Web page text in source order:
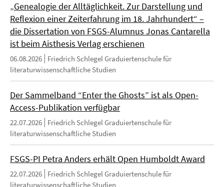
„Genealogie der Alltäglichkeit. Zur Darstellung und
Reflexion einer Zeiterfahrung im 18. Jahrhundert“ –
die Dissertation von FSGS-Alumnus Jonas Cantarella
ist beim Aisthesis Verlag erschienen
06.08.2026
Friedrich Schlegel Graduiertenschule für
literaturwissenschaftliche Studien
Der Sammelband “Enter the Ghosts” ist als Open-
Access-Publikation verfügbar
22.07.2026
Friedrich Schlegel Graduiertenschule für
literaturwissenschaftliche Studien
FSGS-PI Petra Anders erhält Open Humboldt Award
22.07.2026
Friedrich Schlegel Graduiertenschule für
literaturwissenschaftliche Studien